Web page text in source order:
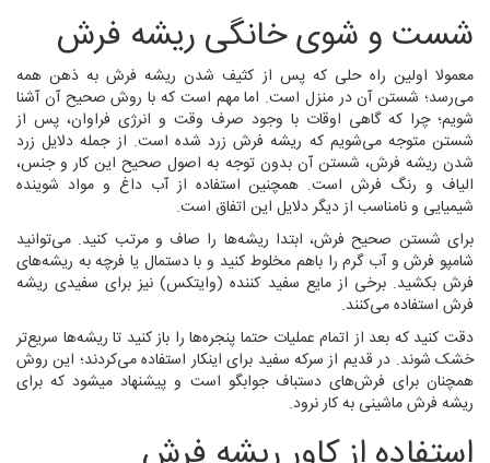
شست و شوی خانگی ریشه فرش
معمولا اولین راه حلی که پس از کثیف شدن ریشه فرش به ذهن همه
می‌رسد؛ شستن آن در منزل است. اما مهم است که با روش صحیح آن آشنا
شویم؛ چرا که گاهی اوقات با وجود صرف وقت و انرژی فراوان، پس از
شستن متوجه می‌شویم که ریشه فرش زرد شده است. از جمله دلایل زرد
شدن ریشه فرش، شستن آن بدون توجه به اصول صحیح این کار و جنس،
الیاف و رنگ فرش است. همچنین استفاده از آب داغ و مواد شوینده
شیمیایی و نامناسب از دیگر دلایل این اتفاق است.
برای شستن صحیح فرش، ابتدا ریشه‌ها را صاف و مرتب کنید. می‌توانید
شامپو فرش و آب گرم را باهم مخلوط کنید و با دستمال یا فرچه به ریشه‌های
فرش بکشید. برخی از مایع سفید کننده (وایتکس) نیز برای سفیدی ریشه
فرش استفاده می‌کنند.
دقت کنید که بعد از اتمام عملیات حتما پنجره‌ها را باز کنید تا ریشه‌ها سریع‌تر
خشک شوند. در قدیم از سرکه سفید برای اینکار استفاده می‌کردند؛ این روش
همچنان برای فرش‌های دستباف جوابگو است و پیشنهاد میشود که برای
ریشه فرش ماشینی به کار نرود.